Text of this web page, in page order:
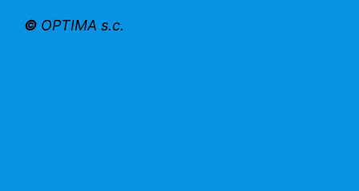
© OPTIMA s.c.